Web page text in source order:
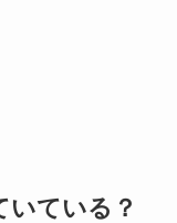
いている？